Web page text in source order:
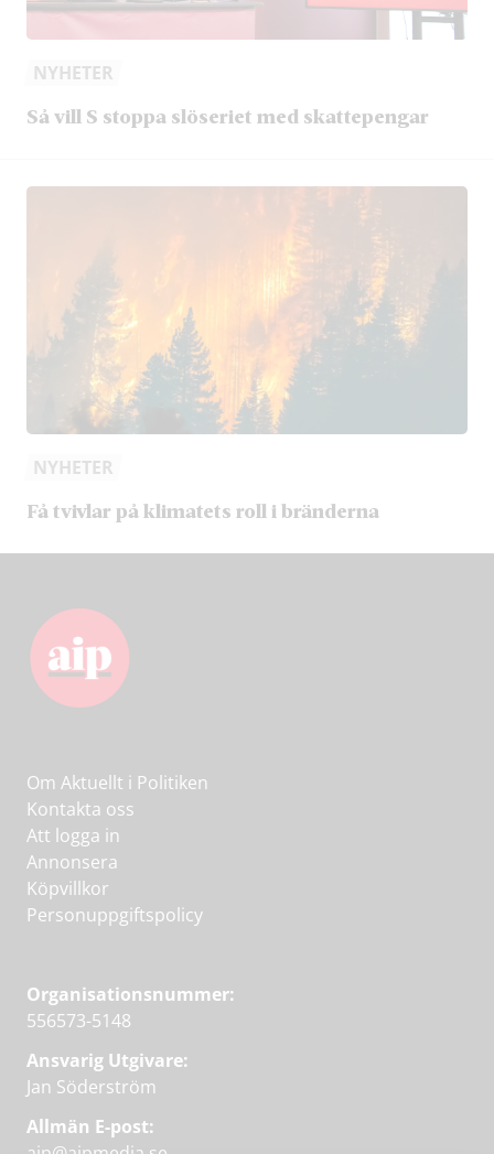
NYHETER
Så vill S stoppa slöseriet med skattepengar
NYHETER
Få tvivlar på klimatets roll i bränderna
Om Aktuellt i Politiken
Kontakta oss
Att logga in
Annonsera
Köpvillkor
Personuppgiftspolicy
Organisationsnummer:
556573-5148
Ansvarig Utgivare:
Jan Söderström
Allmän E-post: